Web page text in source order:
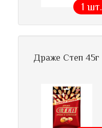
1 шт.
Драже Степ 45г